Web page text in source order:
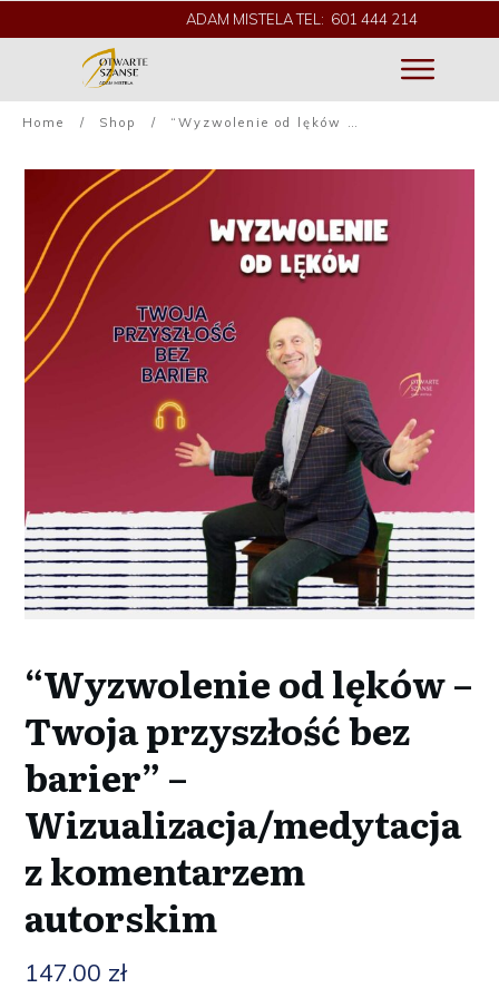
ADAM MISTELA TEL: 601 444 214
Home / Shop / “Wyzwolenie od lęków – Twoja przyszłość bez barier” – Wizualizacja/medytacja z komentarzem autorskim
“Wyzwolenie od lęków –
Twoja przyszłość bez
barier” –
Wizualizacja/medytacja
z komentarzem
autorskim
147.00 zł